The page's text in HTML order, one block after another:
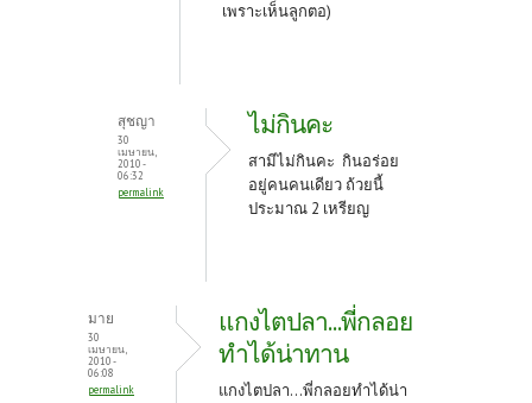
เพราะเห็นลูกตอ)
สุชญา
30
เมษายน,
2010 -
06:32
permalink
ไม่กินคะ
สามีไม่กินคะ กินอร่อย
อยู่คนคนเดียว ถ้วยนี้
ประมาณ 2 เหรียญ
มาย
30
เมษายน,
2010 -
06:08
permalink
แกงไตปลา...พี่กลอย
ทำได้น่าทาน
แกงไตปลา...พี่กลอยทำได้น่า